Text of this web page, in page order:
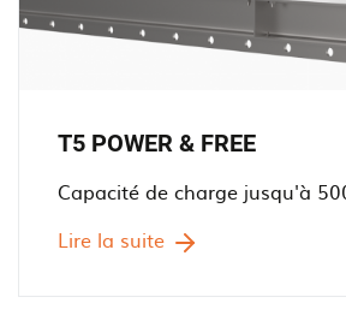
T5 POWER & FREE
Capacité de charge jusqu'à
Lire la suite